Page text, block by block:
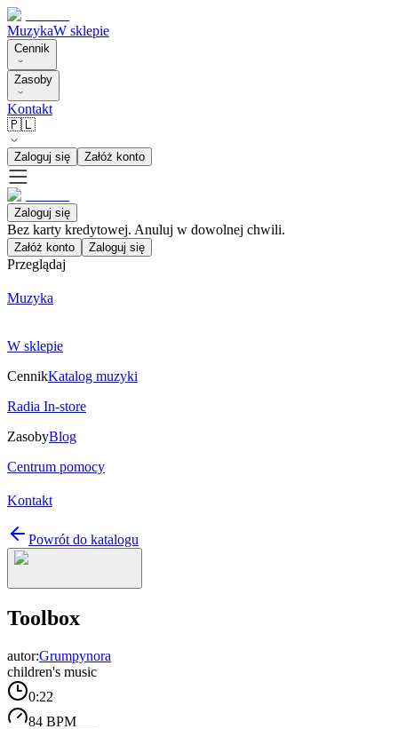
MuzykaW sklepie
Cennik
Zasoby
Kontakt
🇵🇱
Zaloguj się Załóż konto
Zaloguj się
Bez karty kredytowej. Anuluj w dowolnej chwili.
Załóż konto Zaloguj się
Przeglądaj
Muzyka
W sklepie
CennikKatalog muzyki
Radia In-store
ZasobyBlog
Centrum pomocy
Kontakt
Powrót do katalogu
Toolbox
autor:Grumpynora
children's music
0:22
84 BPM